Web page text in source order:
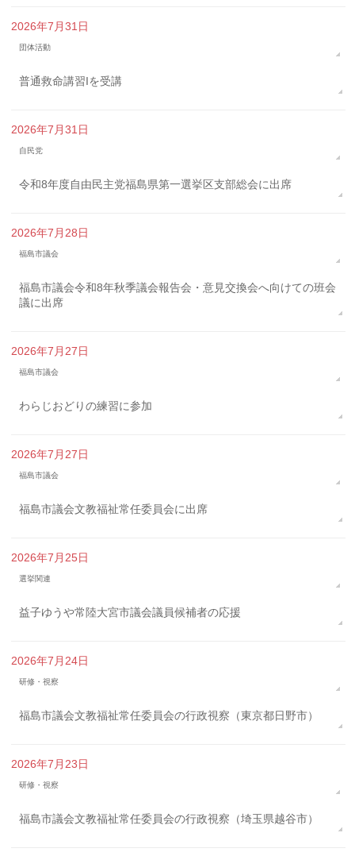
2026年7月31日
団体活動
普通救命講習Iを受講
2026年7月31日
自民党
令和8年度自由民主党福島県第一選挙区支部総会に出席
2026年7月28日
福島市議会
福島市議会令和8年秋季議会報告会・意見交換会へ向けての班会
議に出席
2026年7月27日
福島市議会
わらじおどりの練習に参加
2026年7月27日
福島市議会
福島市議会文教福祉常任委員会に出席
2026年7月25日
選挙関連
益子ゆうや常陸大宮市議会議員候補者の応援
2026年7月24日
研修・視察
福島市議会文教福祉常任委員会の行政視察（東京都日野市）
2026年7月23日
研修・視察
福島市議会文教福祉常任委員会の行政視察（埼玉県越谷市）